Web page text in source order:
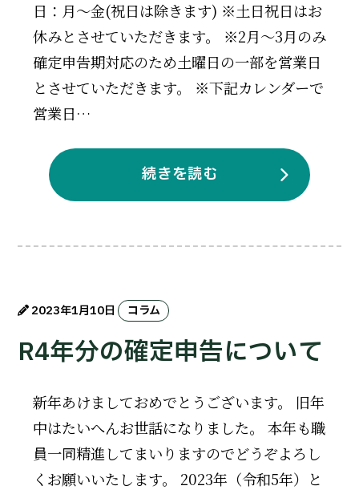
日：月～金(祝日は除きます) ※土日祝日はお
休みとさせていただきます。 ※2月～3月のみ
確定申告期対応のため土曜日の一部を営業日
とさせていただきます。 ※下記カレンダーで
営業日…
続きを読む
2023年1月10日 コラム
R4年分の確定申告について
新年あけましておめでとうございます。 旧年
中はたいへんお世話になりました。 本年も職
員一同精進してまいりますのでどうぞよろし
くお願いいたします。 2023年（令和5年）と